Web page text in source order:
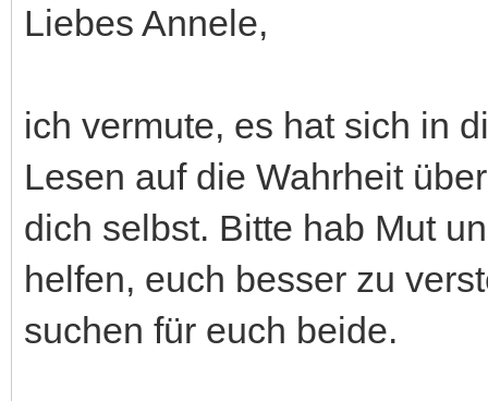
Liebes Annele,
ich vermute, es hat sich in
Lesen auf die Wahrheit
dich selbst. Bitte hab Mut
helfen, euch besser zu
suchen für euch beide.